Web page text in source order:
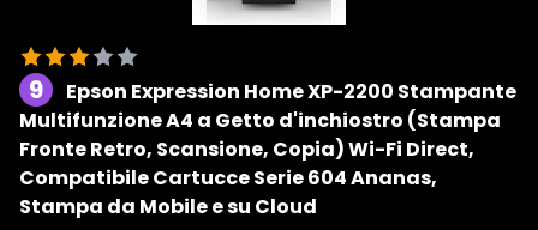
9
Epson Expression Home XP-2200 Stampante
Multifunzione A4 a Getto d'inchiostro (Stampa
Fronte Retro, Scansione, Copia) Wi-Fi Direct,
Compatibile Cartucce Serie 604 Ananas,
Stampa da Mobile e su Cloud